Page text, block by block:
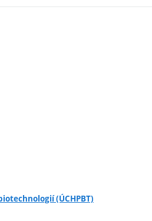
(ÚCHPBT)